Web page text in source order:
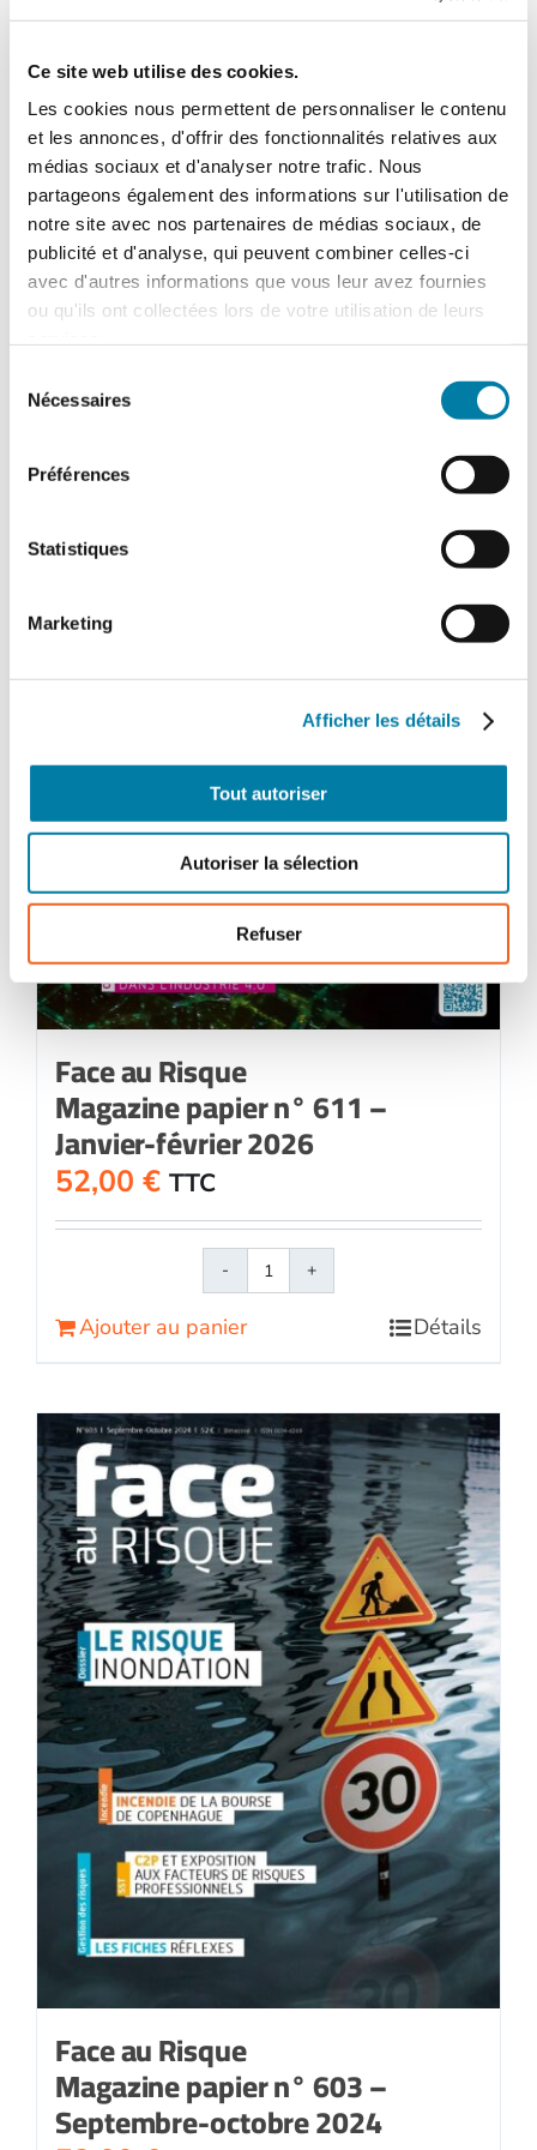
Ce site web utilise des cookies.
Les cookies nous permettent de personnaliser le contenu
et les annonces, d'offrir des fonctionnalités relatives aux
médias sociaux et d'analyser notre trafic. Nous
partageons également des informations sur l'utilisation de
notre site avec nos partenaires de médias sociaux, de
publicité et d'analyse, qui peuvent combiner celles-ci
avec d'autres informations que vous leur avez fournies
ou qu'ils ont collectées lors de votre utilisation de leurs
Nécessaires
Préférences
Statistiques
Marketing
Afficher les détails
Tout autoriser
Autoriser la sélection
Refuser
Face au Risque
Magazine papier n° 599 –
Janvier-février 2024
32,00€ TTC
quantité
Ajouter au panier Détails
Face au Risque
Magazine papier n° 611 –
Janvier-février 2026
52,00 € TTC
quantité
papier
n°
611
-
Janvier-
février
2026
Ajouter au panier Détails
Face au Risque
Magazine papier n° 603 –
Septembre-octobre 2024